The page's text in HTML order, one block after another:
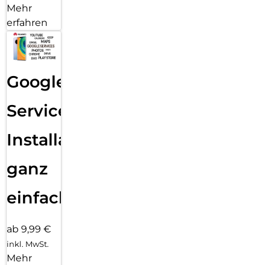
Mehr
erfahren
Google
Services
Installation
ganz
einfach
ab 9,99 €
inkl. MwSt.
Mehr